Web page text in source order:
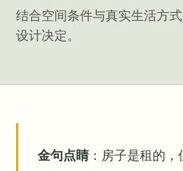
结合空间条件与真实生活方
设计决定。
金句点睛：房子是租的